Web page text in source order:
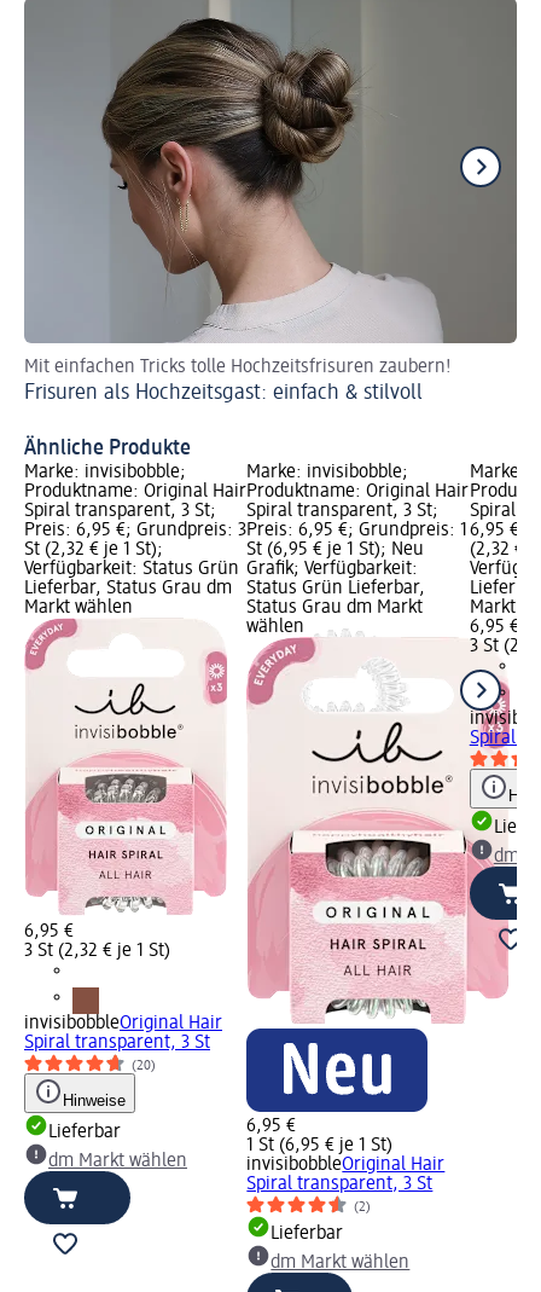
Mit einfachen Tricks tolle Hochzeitsfrisuren zaubern!
Frisuren als Hochzeitsgast: einfach & stilvoll
Ähnliche Produkte
Marke: invisibobble;
Produktname: Original Hair
Spiral transparent, 3 St;
Preis: 6,95 €; Grundpreis: 3
St (2,32 € je 1 St);
Verfügbarkeit: Status Grün
Lieferbar, Status Grau dm
Markt wählen
6,95 €
3 St (2,32 € je 1 St)
invisibobbleOriginal Hair
Spiral transparent, 3 St
(20)
Hinweise
Lieferbar
dm Markt wählen
Marke: invisibobble;
Produktname: Original Hair
Spiral transparent, 3 St;
Preis: 6,95 €; Grundpreis: 1
St (6,95 € je 1 St); Neu
Grafik; Verfügbarkeit:
Status Grün Lieferbar,
Status Grau dm Markt
wählen
6,95 €
1 St (6,95 € je 1 St)
invisibobbleOriginal Hair
Spiral transparent, 3 St
(2)
Lieferbar
dm Markt wählen
Marke:
Spiral
6,95 €;
(2,32 €
Markt
6,95 €
3 St
Spiral
dm